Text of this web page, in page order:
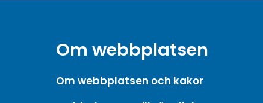
Om webbplatsen
Om webbplatsen och kakor